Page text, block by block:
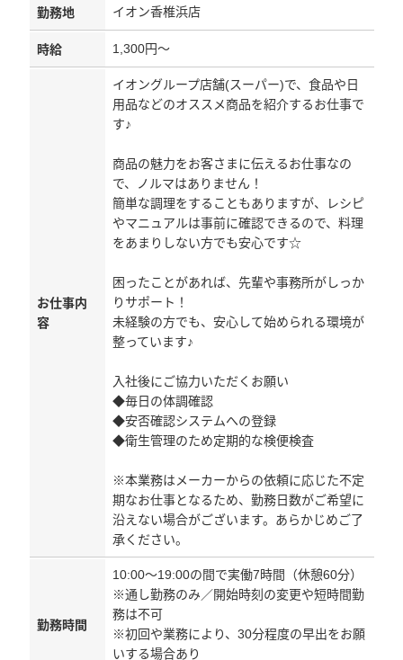
勤務地 イオン香椎浜店
時給 1,300円～
お仕事内
容
イオングループ店舗(スーパー)で、食品や日
用品などのオススメ商品を紹介するお仕事で
す♪
商品の魅力をお客さまに伝えるお仕事なの
で、ノルマはありません！
簡単な調理をすることもありますが、レシピ
やマニュアルは事前に確認できるので、料理
をあまりしない方でも安心です☆
困ったことがあれば、先輩や事務所がしっか
りサポート！
未経験の方でも、安心して始められる環境が
整っています♪
入社後にご協力いただくお願い
◆毎日の体調確認
◆安否確認システムへの登録
◆衛生管理のため定期的な検便検査
※本業務はメーカーからの依頼に応じた不定
期なお仕事となるため、勤務日数がご希望に
沿えない場合がございます。あらかじめご了
承ください。
勤務時間
10:00～19:00の間で実働7時間（休憩60分）
※通し勤務のみ／開始時刻の変更や短時間勤
務は不可
※初回や業務により、30分程度の早出をお願
いする場合あり